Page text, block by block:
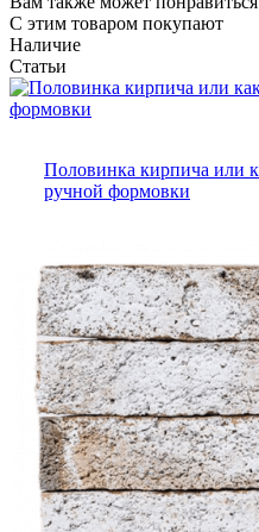
С этим товаром покупают
Наличие
Статьи
Половинка кирпича или
ручной формовки